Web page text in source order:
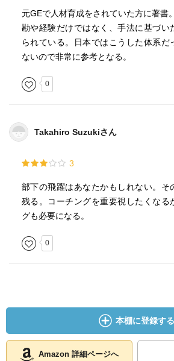
③発言・行動ベースで。具体的に。
④率直に
⑤自分のことは棚に上げて
⑥改善点を話して(ネガティブで)終
⑦ポジティブなことをネガティブな
3つ言う
・グローバル・ビジネスを牽引するリ
見られる際立った能力は以下。
共感能力
元GEで人材育成をされていた方に著書。
勘や経験だけではなく、手法に基づい
られている。日本ではこうした体系だ
ないので非常に参考となる。
0
Takahiro Suzukiさん
3
部下の飛躍はあなたかもしれない。そ
残る。コーチングを重要視したくなる
グも必要になる。
0
本棚に登録する
Amazon 詳細ページへ